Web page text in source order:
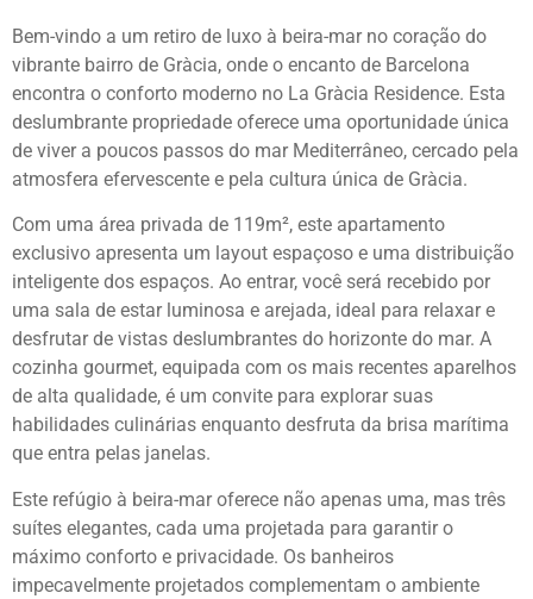
Bem-vindo a um retiro de luxo à beira-mar no coração do
vibrante bairro de Gràcia, onde o encanto de Barcelona
encontra o conforto moderno no La Gràcia Residence. Esta
deslumbrante propriedade oferece uma oportunidade única
de viver a poucos passos do mar Mediterrâneo, cercado pela
atmosfera efervescente e pela cultura única de Gràcia.
Com uma área privada de 119m², este apartamento
exclusivo apresenta um layout espaçoso e uma distribuição
inteligente dos espaços. Ao entrar, você será recebido por
uma sala de estar luminosa e arejada, ideal para relaxar e
desfrutar de vistas deslumbrantes do horizonte do mar. A
cozinha gourmet, equipada com os mais recentes aparelhos
de alta qualidade, é um convite para explorar suas
habilidades culinárias enquanto desfruta da brisa marítima
que entra pelas janelas.
Este refúgio à beira-mar oferece não apenas uma, mas três
suítes elegantes, cada uma projetada para garantir o
máximo conforto e privacidade. Os banheiros
impecavelmente projetados complementam o ambiente